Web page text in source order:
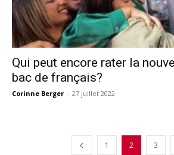
Qui peut encore rater la
bac de français?
Corinne Berger - 27 juillet 2022
1 2 3